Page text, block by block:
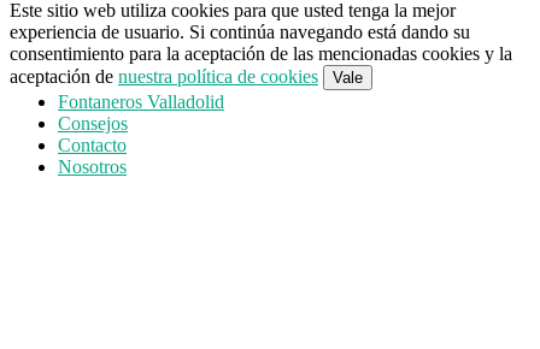
Fontaneros Valladolid
Consejos
Contacto
Nosotros
Este sitio web utiliza cookies para que usted tenga la mejor
experiencia de usuario. Si continúa navegando está dando su
consentimiento para la aceptación de las mencionadas cookies y la
aceptación de nuestra política de cookies Vale